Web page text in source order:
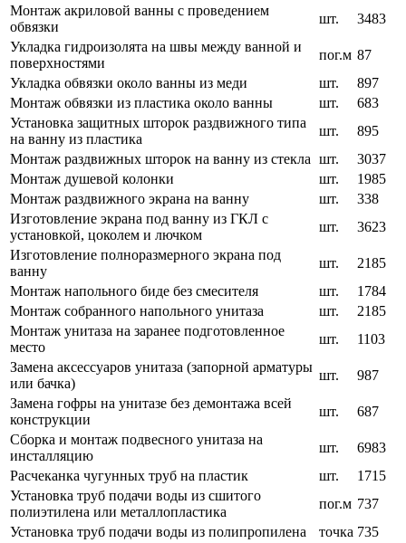
Монтаж акриловой ванны с проведением
обвязки
шт.
3483
Укладка гидроизолята на швы между ванной и
поверхностями
пог.м 87
Укладка обвязки около ванны из меди
шт.
897
Монтаж обвязки из пластика около ванны
шт.
683
Установка защитных шторок раздвижного типа
на ванну из пластика
шт.
895
Монтаж раздвижных шторок на ванну из стекла шт.
3037
Монтаж душевой колонки
шт.
1985
Монтаж раздвижного экрана на ванну
шт.
338
Изготовление экрана под ванну из ГКЛ с
установкой, цоколем и лючком
шт.
3623
Изготовление полноразмерного экрана под
ванну
шт.
2185
Монтаж напольного биде без смесителя
шт.
1784
Монтаж собранного напольного унитаза
шт.
2185
Монтаж унитаза на заранее подготовленное
место
шт.
1103
Замена аксессуаров унитаза (запорной арматуры
или бачка)
шт.
987
Замена гофры на унитазе без демонтажа всей
конструкции
шт.
687
Сборка и монтаж подвесного унитаза на
инсталляцию
шт.
6983
Расчеканка чугунных труб на пластик
шт.
1715
Установка труб подачи воды из сшитого
полиэтилена или металлопластика
пог.м 737
Установка труб подачи воды из полипропилена
точка 735